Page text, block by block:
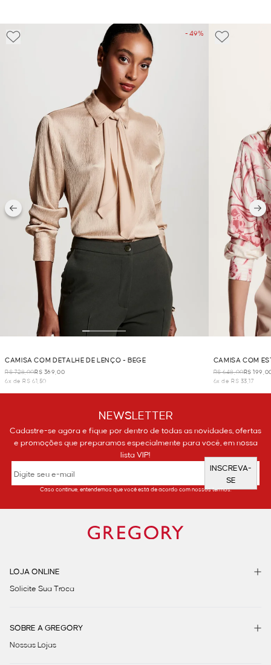
- 49%
CAMISA COM DETALHE DE LENÇO - BEGE
R$ 728,00R$ 369,00
6x de R$ 61,50
CAMISA COM
R$ 648,00R$
6x de R$ 33,17
NEWSLETTER
Cadastre-se agora e fique por dentro de todas as novidades, ofertas
e promoções que preparamos especialmente para você, em nossa
lista VIP!
INSCREVA-
SE
Caso continue, entendemos que você está de acordo com nossos termos.
LOJA ONLINE
Solicite Sua Troca
SOBRE A GREGORY
Nossas Lojas